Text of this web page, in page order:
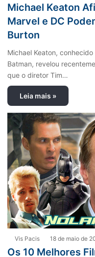
Michael Keaton
Marvel e DC
Burton
Michael Keaton,
Batman, revelou
que o diretor Tim…
Leia mais »
Vis Pacis 18 de maio de
Os 10 Melhores